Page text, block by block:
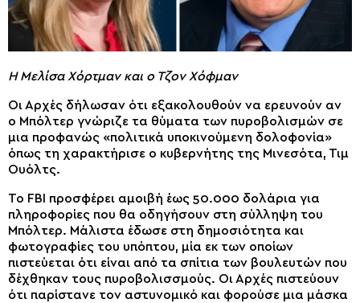
Η Μελίσα Χόρτμαν και ο Τζον Χόφμαν
Οι Αρχές δήλωσαν ότι εξακολουθούν να ερευνούν αν
ο Μπόλτερ γνώριζε τα θύματα των πυροβολισμών σε
μια προφανώς «πολιτικά υποκινούμενη δολοφονία»
όπως τη χαρακτήρισε ο κυβερνήτης της Μινεσότα, Τιμ
Ουόλτς.
Το FBI προσφέρει αμοιβή έως 50.000 δολάρια για
πληροφορίες που θα οδηγήσουν στη σύλληψη του
Μπόλτερ. Μάλιστα έδωσε στη δημοσιότητα και
φωτογραφίες του υπόπτου, μία εκ των οποίων
πιστεύεται ότι είναι από τα σπίτια των βουλευτών που
δέχθηκαν τους πυροβολισσμούς. Οι Αρχές πιστεύουν
ότι παρίστανε τον αστυνομικό και φορούσε μια μάσκα